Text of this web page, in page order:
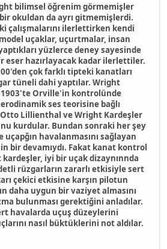
bilimsel öğrenim görmemişler
okuldan da ayrı gitmemişlerdi.
çalışmalarını ilerlettirken kendi
uçaklar, uçurtmalar, insan
yüzlerce deney sayesinde
eser hazırlayacak kadar ilerlettiler.
çok farklı tipteki kanatları
tüneli dahi yaptılar. Wright
1903'te Orville'in kontrolünde
ses teorisine bağlı
Otto Lillienthal ve Wright Kardeşler
kurdular. Bundan sonraki her şey
havalanmasını sağlayan
bir devamıydı. Fakat kanat kontrol
iyi bir uçak dizaynınnda
rüzgarların zararlı etkisiyle sert
çekici etkisine karşın pilotun
daha uygun bir vaziyet almasını
bulunması gerektiğini anladılar.
havalarda uçuş düzeylerini
nasıl büktüklerini not aldılar.